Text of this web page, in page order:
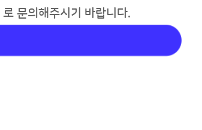
로 문의해주시기 바랍니다.